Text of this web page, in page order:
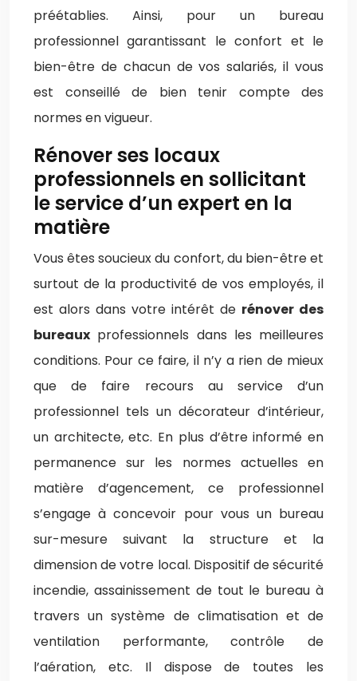
préétablies. Ainsi, pour un bureau
professionnel garantissant le confort et le
bien-être de chacun de vos salariés, il vous
est conseillé de bien tenir compte des
normes en vigueur.
Rénover ses locaux
professionnels en sollicitant
le service d’un expert en la
matière
Vous êtes soucieux du confort, du bien-être et
surtout de la productivité de vos employés, il
est alors dans votre intérêt de rénover des
bureaux professionnels dans les meilleures
conditions. Pour ce faire, il n’y a rien de mieux
que de faire recours au service d’un
professionnel tels un décorateur d’intérieur,
un architecte, etc. En plus d’être informé en
permanence sur les normes actuelles en
matière d’agencement, ce professionnel
s’engage à concevoir pour vous un bureau
sur-mesure suivant la structure et la
dimension de votre local. Dispositif de sécurité
incendie, assainissement de tout le bureau à
travers un système de climatisation et de
ventilation performante, contrôle de
l’aération, etc. Il dispose de toutes les